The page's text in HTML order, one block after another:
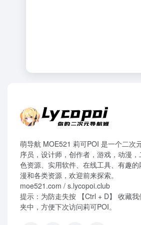
萌导航 MOE521 莉可POI 是一个二次
序员，设计师，创作者，游戏，动漫
色资源、实用软件、在线工具、有趣
漫和各类资源，欢迎前来探索。
moe521.com / s.lycopoi.club
提示：为防走失按 【Ctrl + D】 收藏
夹中，方便下次访问莉可POI。